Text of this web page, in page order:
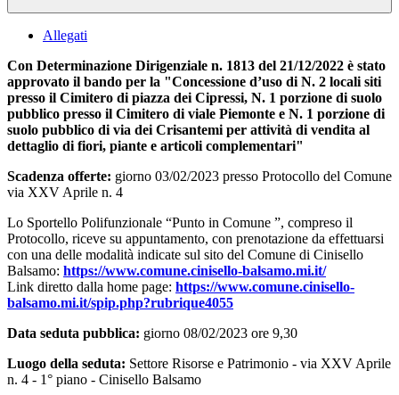
Allegati
Con Determinazione Dirigenziale n. 1813 del 21/12/2022 è stato
approvato il bando per la "Concessione d’uso di N. 2 locali siti
presso il Cimitero di piazza dei Cipressi, N. 1 porzione di suolo
pubblico presso il Cimitero di viale Piemonte e N. 1 porzione di
suolo pubblico di via dei Crisantemi per attività di vendita al
dettaglio di fiori, piante e articoli complementari"
Scadenza offerte: giorno 03/02/2023 presso Protocollo del Comune
via XXV Aprile n. 4
Lo Sportello Polifunzionale “Punto in Comune ”, compreso il
Protocollo, riceve su appuntamento, con prenotazione da effettuarsi
con una delle modalità indicate sul sito del Comune di Cinisello
Balsamo: https://www.comune.cinisello-balsamo.mi.it/
Link diretto dalla home page: https://www.comune.cinisello-
balsamo.mi.it/spip.php?rubrique4055
Data seduta pubblica: giorno 08/02/2023 ore 9,30
Luogo della seduta: Settore Risorse e Patrimonio - via XXV Aprile
n. 4 - 1° piano - Cinisello Balsamo